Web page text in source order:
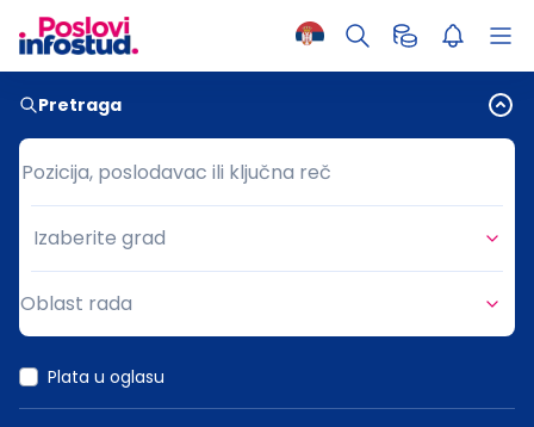
Pretraga
Pozicija, poslodavac ili ključna reč
Pozicija, poslodavac ili ključna reč
Grad
Izaberite grad
Oblast rada
Plata u oglasu